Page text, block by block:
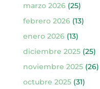
marzo 2026(25)
febrero 2026(13)
enero 2026(13)
diciembre 2025(25)
noviembre 2025(26)
octubre 2025(31)